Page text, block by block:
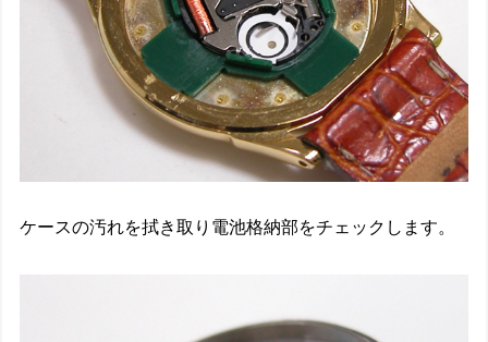
ケースの汚れを拭き取り電池格納部をチェックします。